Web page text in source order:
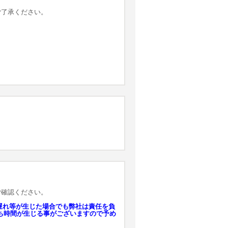
承ください。
認ください。
等が生じた場合でも弊社は責任を負
間が生じる事がございますので予め